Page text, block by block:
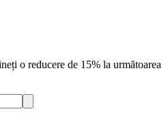
o reducere de 15% la următoarea